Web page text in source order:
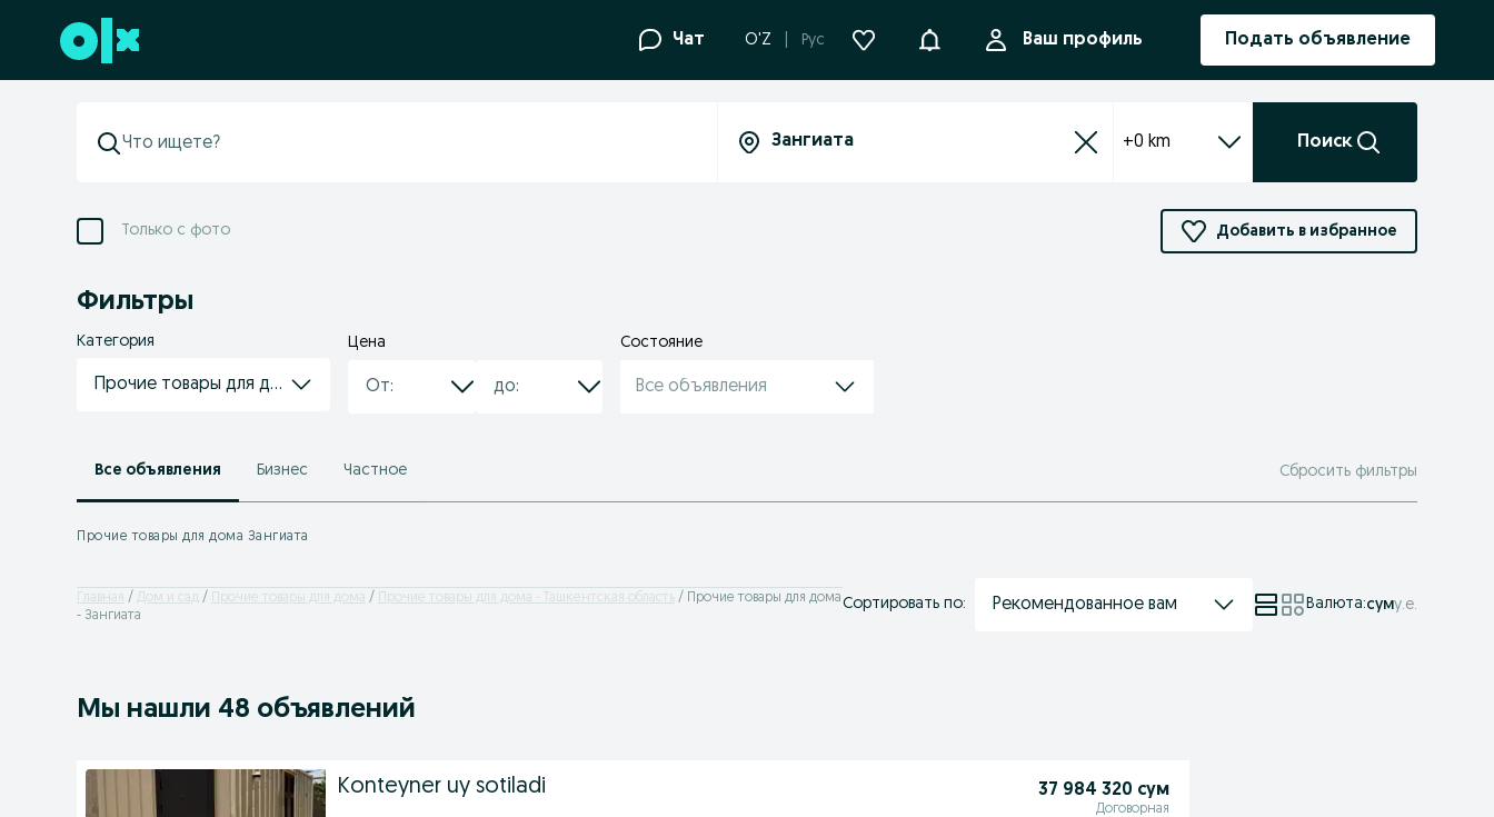
Перейти к нижнему колонтитулу Чат O'Z Рус УведомленияВаш профиль Подать объявление
+0 km Поиск
Только с фото Добавить в избранное
Фильтры
Категория
Прочие товары для дома
Цена Состояние
Все объявления
Все объявления Бизнес Частное Сбросить фильтры
Прочие товары для дома Зангиата
Главная Дом и сад Прочие товары для дома Прочие товары для дома - Ташкентская область
Прочие товары для дома
- Зангиата
Сортировать по: Рекомендованное вам Валюта:суму.е.
Мы нашли 48 объявлений
Konteyner uy sotiladi 37 984 320 сум
Договорная